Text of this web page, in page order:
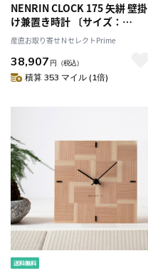
NENRIN CLOCK 175 矢絣 壁掛
け兼置き時計 〔サイズ：
W175×H175×D40mm、補助
脚付き、単三電池1本〕［北海
道・離島 配送不可］
産直お取り寄せＮセレクトPrime
38,907 円 （税込）
積算 353 マイル (1倍)